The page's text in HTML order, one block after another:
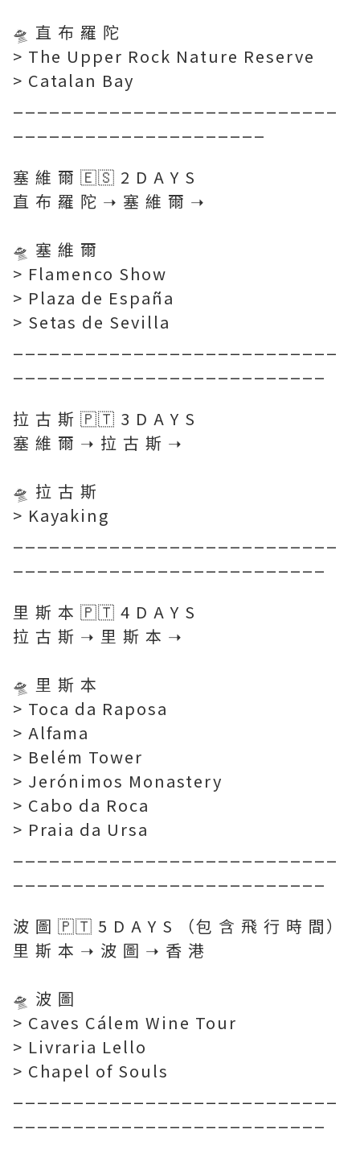
🛸 直 布 羅 陀
> The Upper Rock Nature Reserve
> Catalan Bay
塞 維 爾 🇪🇸 2 D A Y S
直 布 羅 陀 ➝ 塞 維 爾 ➝
🛸 塞 維 爾
> Flamenco Show
> Plaza de España
> Setas de Sevilla
拉 古 斯 🇵🇹 3 D A Y S
塞 維 爾 ➝ 拉 古 斯 ➝
🛸 拉 古 斯
> Kayaking
里 斯 本 🇵🇹 4 D A Y S
拉 古 斯 ➝ 里 斯 本 ➝
🛸 里 斯 本
> Toca da Raposa
> Alfama
> Belém Tower
> Jerónimos Monastery
> Cabo da Roca
> Praia da Ursa
波 圖 🇵🇹 5 D A Y S （包 含 飛 行 時 間）
里 斯 本 ➝ 波 圖 ➝ 香 港
🛸 波 圖
> Caves Cálem Wine Tour
> Livraria Lello
> Chapel of Souls